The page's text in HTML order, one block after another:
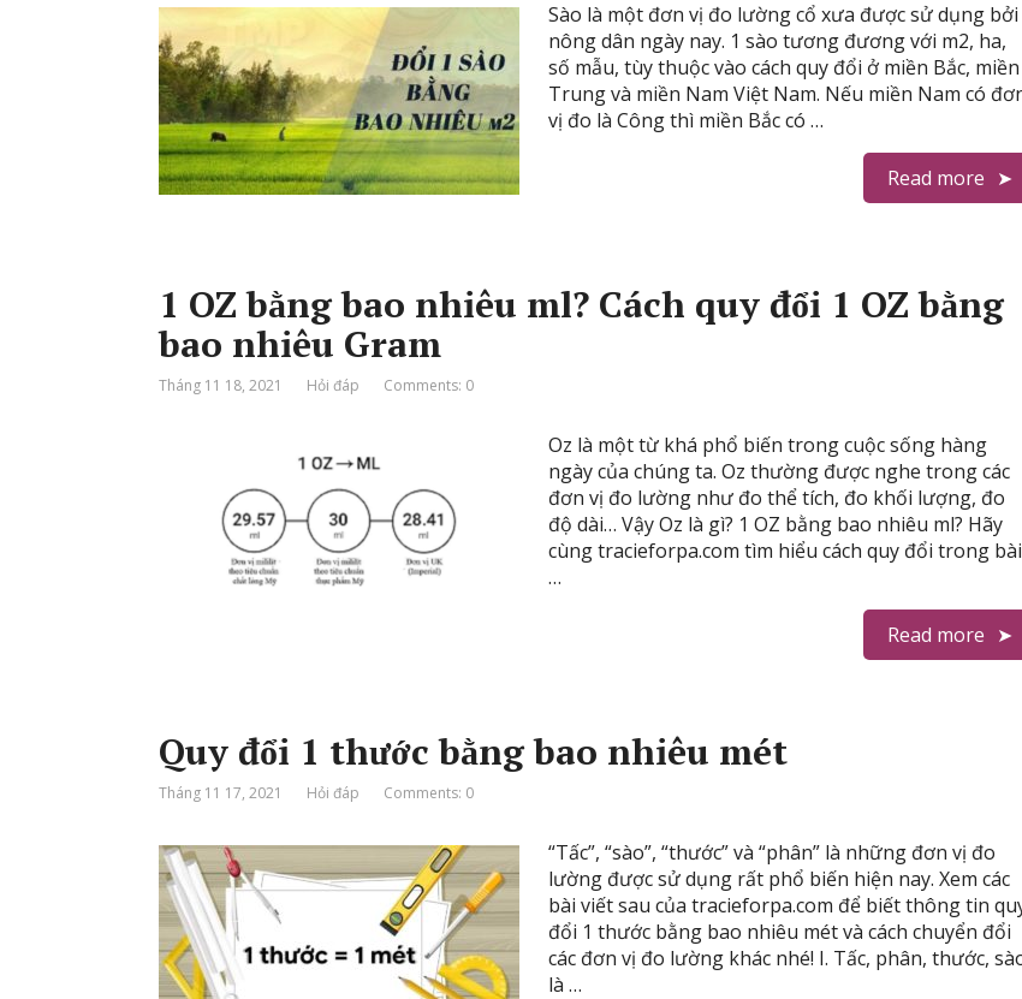
Sào là một đơn vị đo lường cổ xưa được sử dụng bởi
nông dân ngày nay. 1 sào tương đương với m2, ha,
số mẫu, tùy thuộc vào cách quy đổi ở miền Bắc, miền
Trung và miền Nam Việt Nam. Nếu miền Nam có
vị đo là Công thì miền Bắc có …
Read more
1 OZ bằng bao nhiêu ml? Cách quy đổi 1 OZ bằng
bao nhiêu Gram
Tháng 11 18, 2021 Hỏi đáp Comments: 0
Oz là một từ khá phổ biến trong cuộc sống hàng
ngày của chúng ta. Oz thường được nghe trong các
đơn vị đo lường như đo thể tích, đo khối lượng, đo
độ dài… Vậy Oz là gì? 1 OZ bằng bao nhiêu ml? Hãy
cùng tracieforpa.com tìm hiểu cách quy đổi trong bài
…
Read more
Quy đổi 1 thước bằng bao nhiêu mét
Tháng 11 17, 2021 Hỏi đáp Comments: 0
“Tấc”, “sào”, “thước” và “phân” là những đơn vị đo
lường được sử dụng rất phổ biến hiện nay. Xem các
bài viết sau của tracieforpa.com để biết thông tin
đổi 1 thước bằng bao nhiêu mét và cách chuyển đổi
các đơn vị đo lường khác nhé! I. Tấc, phân, thước,
là …